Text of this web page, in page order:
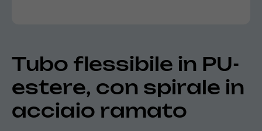
Tubo flessibile in PU-
estere, con spirale in
acciaio ramato